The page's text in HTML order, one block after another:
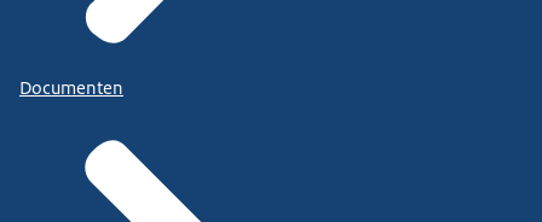
Documenten